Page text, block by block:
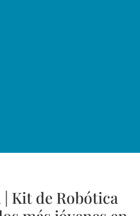
Kit de Robótica